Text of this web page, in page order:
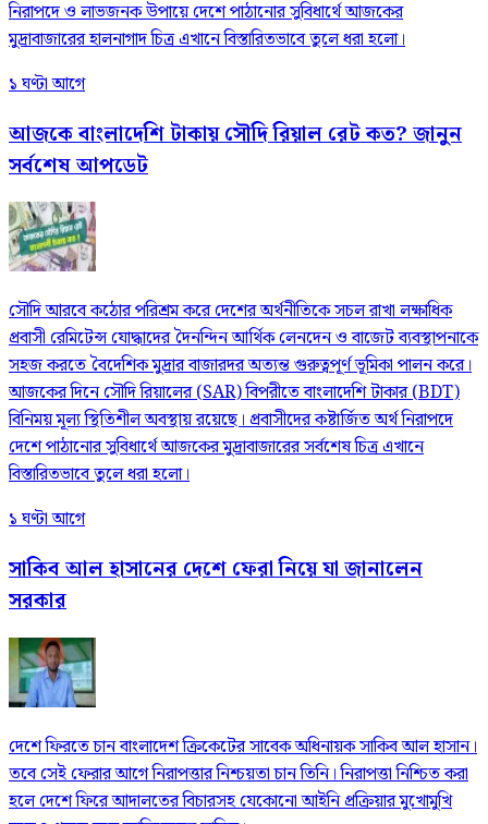
নিরাপদে ও লাভজনক উপায়ে দেশে পাঠানোর সুবিধার্থে আজকের
মুদ্রাবাজারের হালনাগাদ চিত্র এখানে বিস্তারিতভাবে তুলে ধরা হলো।
১ ঘণ্টা আগে
আজকে বাংলাদেশি টাকায় সৌদি রিয়াল রেট কত? জানুন
সর্বশেষ আপডেট
সৌদি আরবে কঠোর পরিশ্রম করে দেশের অর্থনীতিকে সচল রাখা লক্ষাধিক
প্রবাসী রেমিটেন্স যোদ্ধাদের দৈনন্দিন আর্থিক লেনদেন ও বাজেট ব্যবস্থাপনাকে
সহজ করতে বৈদেশিক মুদ্রার বাজারদর অত্যন্ত গুরুত্বপূর্ণ ভূমিকা পালন করে।
আজকের দিনে সৌদি রিয়ালের (SAR) বিপরীতে বাংলাদেশি টাকার (BDT)
বিনিময় মূল্য স্থিতিশীল অবস্থায় রয়েছে। প্রবাসীদের কষ্টার্জিত অর্থ নিরাপদে
দেশে পাঠানোর সুবিধার্থে আজকের মুদ্রাবাজারের সর্বশেষ চিত্র এখানে
বিস্তারিতভাবে তুলে ধরা হলো।
১ ঘণ্টা আগে
সাকিব আল হাসানের দেশে ফেরা নিয়ে যা জানালেন
সরকার
দেশে ফিরতে চান বাংলাদেশ ক্রিকেটের সাবেক অধিনায়ক সাকিব আল হাসান।
তবে সেই ফেরার আগে নিরাপত্তার নিশ্চয়তা চান তিনি। নিরাপত্তা নিশ্চিত করা
হলে দেশে ফিরে আদালতের বিচারসহ যেকোনো আইনি প্রক্রিয়ার মুখোমুখি